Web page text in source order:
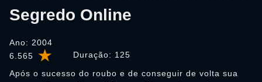
6.565 Duração: 125
Segredo Online
Ano: 2004
Após o sucesso do roubo e de conseguir de volta sua